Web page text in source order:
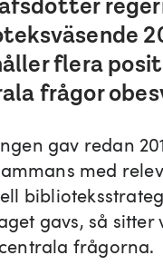
flera
frågor
gav redan
med
gavs, så sitter
frågorna.